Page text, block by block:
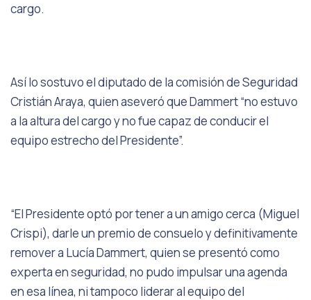
cargo.
Así lo sostuvo el diputado de la comisión de Seguridad
Cristián Araya, quien aseveró que Dammert “no estuvo
a la altura del cargo y no fue capaz de conducir el
equipo estrecho del Presidente”.
“El Presidente optó por tener a un amigo cerca (Miguel
Crispi), darle un premio de consuelo y definitivamente
remover a Lucía Dammert, quien se presentó como
experta en seguridad, no pudo impulsar una agenda
en esa línea, ni tampoco liderar al equipo del